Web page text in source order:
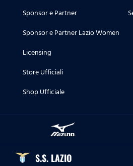
Sponsor e Partner
Sponsor e Partner Lazio Women
Licensing
Store Ufficiali
Shop Ufficiale
S.S. LAZIO